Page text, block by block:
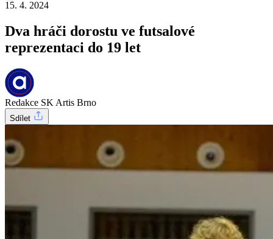
15. 4. 2024
Dva hráči dorostu ve futsalové
reprezentaci do 19 let
Redakce SK Artis Brno
Sdílet